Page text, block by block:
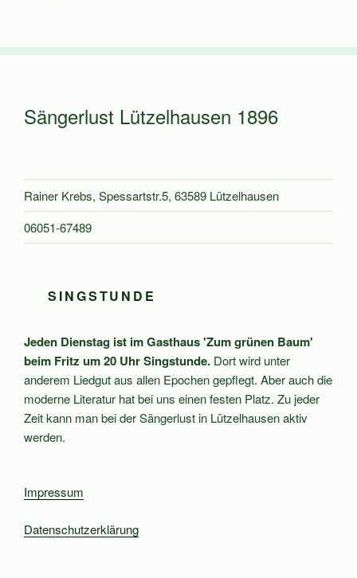
Sängerlust Lützelhausen 1896
Rainer Krebs, Spessartstr.5, 63589 Lützelhausen
06051-67489
SINGSTUNDE
Jeden Dienstag ist im Gasthaus 'Zum grünen Baum'
beim Fritz um 20 Uhr Singstunde. Dort wird unter
anderem Liedgut aus allen Epochen gepflegt. Aber auch die
moderne Literatur hat bei uns einen festen Platz. Zu jeder
Zeit kann man bei der Sängerlust in Lützelhausen aktiv
werden.
Impressum
Datenschutzerklärung